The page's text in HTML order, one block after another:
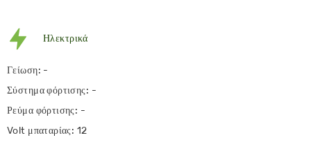
Ηλεκτρικά
Γείωση: -
Σύστημα φόρτισης: -
Ρεύμα φόρτισης: -
Volt μπαταρίας: 12